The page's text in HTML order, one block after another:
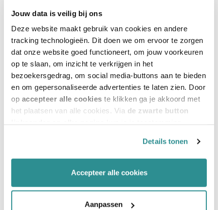
Jouw data is veilig bij ons
Deze website maakt gebruik van cookies en andere
tracking technologieën. Dit doen we om ervoor te zorgen
dat onze website goed functioneert, om jouw voorkeuren
op te slaan, om inzicht te verkrijgen in het
bezoekersgedrag, om social media-buttons aan te bieden
en om gepersonaliseerde advertenties te laten zien. Door
op accepteer alle cookies te klikken ga je akkoord met
het plaatsen van alle cookies. Via de zwarte button
afhankelijke cookies beheren en/of wijzigen. Lees ook
onscookiestatementvoor meer informatie.
Details tonen
Accepteer alle cookies
Aanpassen
opengesteld moet worden.
Duurzaam
Het betreft een duurzaam schoolgebouw dat past in
haar omgeving en dat functioneel en eigentijds is
voor leerlingen en personeel. Voor de
warmtepomp. Ook zijn op het dak zonnepanelen
gerealiseerd door hoge isolatiewaarden en een
uitstekende luchtdichtheid van de gevels.